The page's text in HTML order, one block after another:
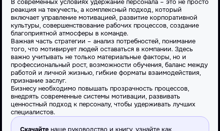
В современных условиях удержание персонала – это не просто
реакция на текучесть, а комплексный подход, который
включает управление мотивацией, развитие корпоративной
культуры, совершенствование рабочих процессов, создание
благоприятной атмосферы в команде.
Важная часть стратегии – анализ потребностей, понимание
того, что мотивирует людей оставаться в компании. Здесь
важно учитывать не только материальные факторы, но и
профессиональный рост, возможности обучения, баланс между
работой и личной жизнью, гибкие форматы взаимодействия,
признание заслуг.
Бизнесу необходимо повышать прозрачность процессов,
внедрять современные системы мотивации, развивать
ценностный подход к персоналу, чтобы удерживать лучших
специалистов.